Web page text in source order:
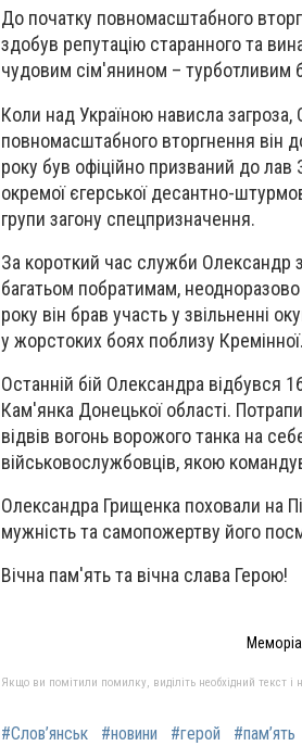
До початку повномасштабного
здобув репутацію старанного та
чудовим сім'янином – турботливим
Коли над Україною нависла
повномасштабного вторгнення він
року був офіційно призваний до
окремої єгерської десантно-
групи загону спецпризначення.
За короткий час служби Олександр
багатьом побратимам,
року він брав участь у звільненні
у жорстоких боях поблизу Кремінної.
Останній бій Олександра відбувся
Кам'янка Донецької області.
відвів вогонь ворожого танка на
військовослужбовців, якою
Олександра Грищенка поховали на
мужність та самопожертву його
Вічна пам'ять та вічна слава Герою!
Якщо ви помітили помилку, виділіть необхідний текст
#Слов’янськ #новини #герой #пам’ять